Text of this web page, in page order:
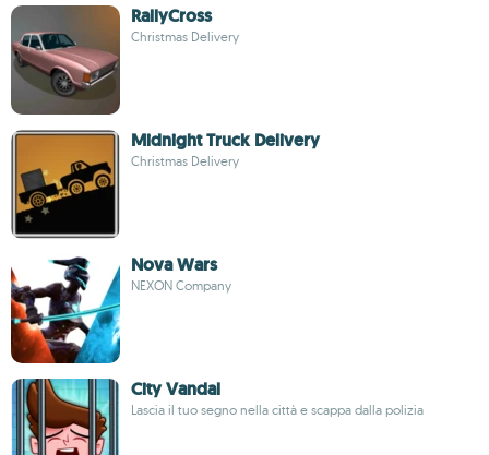
RallyCross
Christmas Delivery
Midnight Truck Delivery
Christmas Delivery
Nova Wars
NEXON Company
City Vandal
Lascia il tuo segno nella città e scappa dalla polizia